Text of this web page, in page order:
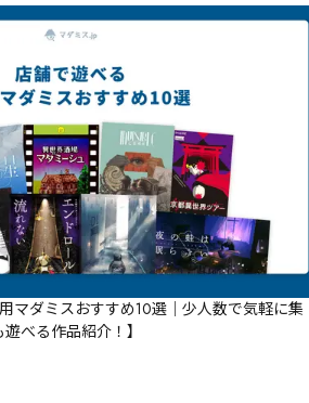
マダミスおすすめ10選｜少人数で気軽に集
べる作品紹介！】